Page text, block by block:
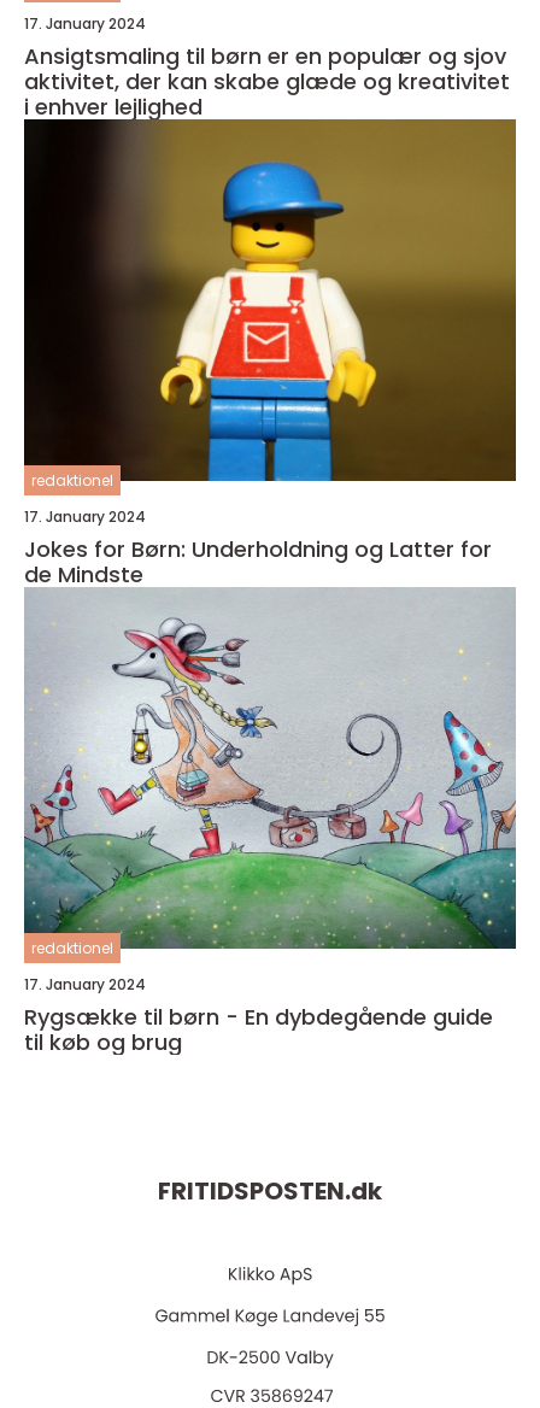
17. January 2024
Ansigtsmaling til børn er en populær og sjov
aktivitet, der kan skabe glæde og kreativitet
i enhver lejlighed
redaktionel
17. January 2024
Jokes for Børn: Underholdning og Latter for
de Mindste
redaktionel
17. January 2024
Rygsække til børn - En dybdegående guide
til køb og brug
FRITIDSPOSTEN.dk